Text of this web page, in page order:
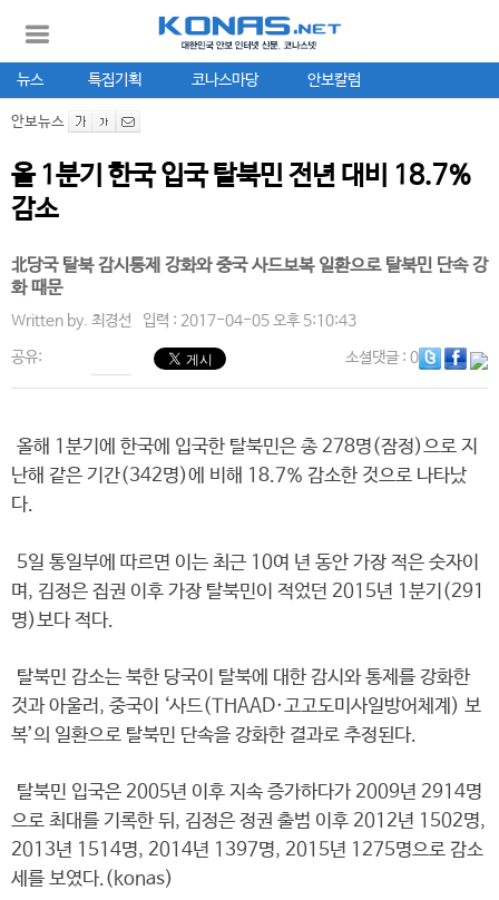
뉴스 특집기획 코나스마당 안보칼럼
안보뉴스
올 1분기 한국 입국 탈북민 전년 대비 18.7%
감소
北당국 탈북 감시통제 강화와 중국 사드보복 일환으로 탈북민 단속 강
화 때문
Written by. 최경선 입력 : 2017-04-05 오후 5:10:43
공유: 소셜댓글: 0
올해 1분기에 한국에 입국한 탈북민은 총 278명(잠정)으로 지
난해 같은 기간(342명)에 비해 18.7% 감소한 것으로 나타났
다.
5일 통일부에 따르면 이는 최근 10여 년 동안 가장 적은 숫자이
며, 김정은 집권 이후 가장 탈북민이 적었던 2015년 1분기(291
명)보다 적다.
탈북민 감소는 북한 당국이 탈북에 대한 감시와 통제를 강화한
것과 아울러, 중국이 ‘사드(THAAD·고고도미사일방어체계) 보
복’의 일환으로 탈북민 단속을 강화한 결과로 추정된다.
탈북민 입국은 2005년 이후 지속 증가하다가 2009년 2914명
으로 최대를 기록한 뒤, 김정은 정권 출범 이후 2012년 1502명,
2013년 1514명, 2014년 1397명, 2015년 1275명으로 감소
세를 보였다.(konas)